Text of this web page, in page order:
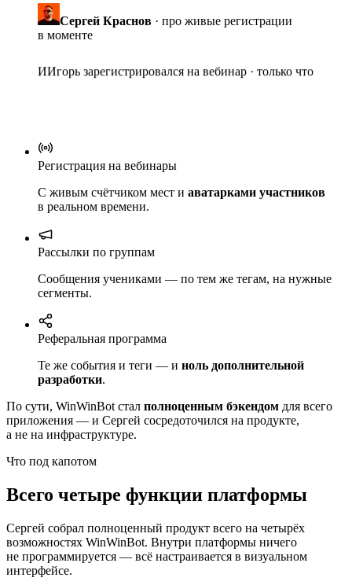
Сергей Краснов · про живые регистрации
в моменте
Регистрация на вебинары
С живым счётчиком мест и аватарками участников
в реальном времени.
Рассылки по группам
Сообщения учениками — по тем же тегам, на нужные
сегменты.
Реферальная программа
Те же события и теги — и ноль дополнительной
разработки.
По сути, WinWinBot стал полноценным бэкендом для всего
приложения — и Сергей сосредоточился на продукте,
а не на инфраструктуре.
Что под капотом
Всего четыре функции платформы
Сергей собрал полноценный продукт всего на четырёх
возможностях WinWinBot. Внутри платформы ничего
не программируется — всё настраивается в визуальном
интерфейсе.